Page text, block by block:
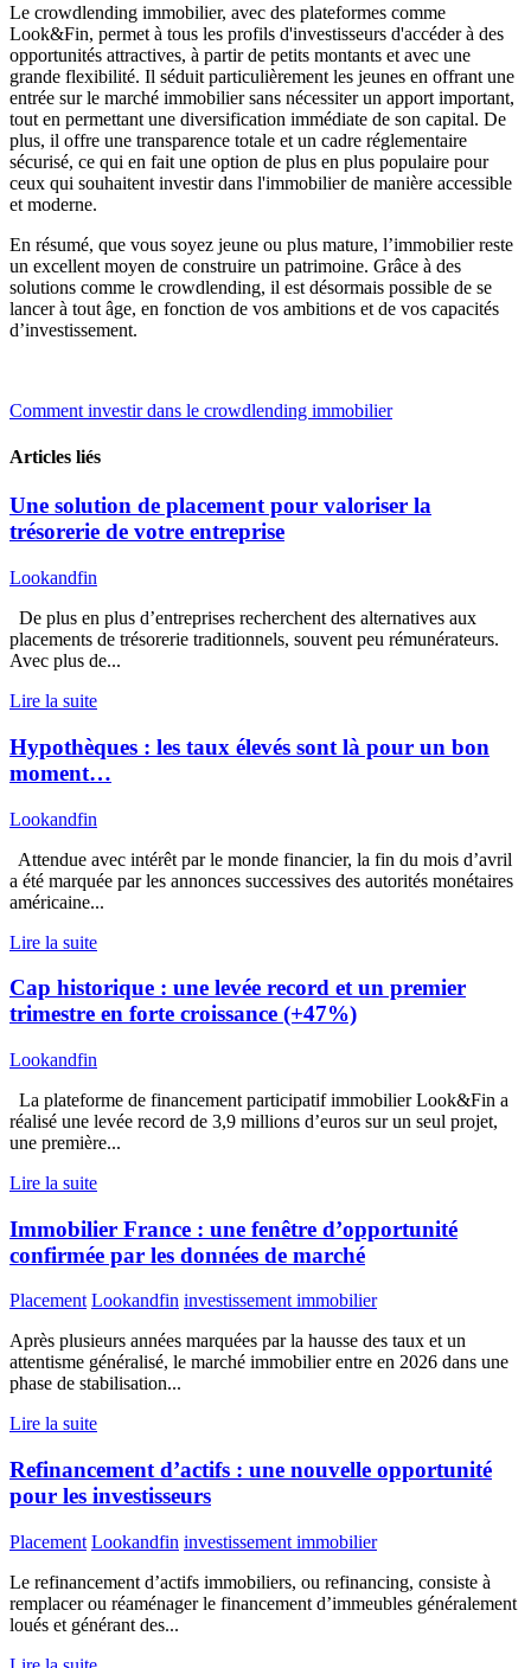
Le crowdlending immobilier, avec des plateformes comme
Look&Fin, permet à tous les profils d'investisseurs d'accéder à des
opportunités attractives, à partir de petits montants et avec une
grande flexibilité. Il séduit particulièrement les jeunes en offrant une
entrée sur le marché immobilier sans nécessiter un apport important,
tout en permettant une diversification immédiate de son capital. De
plus, il offre une transparence totale et un cadre réglementaire
sécurisé, ce qui en fait une option de plus en plus populaire pour
ceux qui souhaitent investir dans l'immobilier de manière accessible
et moderne.
En résumé, que vous soyez jeune ou plus mature, l’immobilier reste
un excellent moyen de construire un patrimoine. Grâce à des
solutions comme le crowdlending, il est désormais possible de se
lancer à tout âge, en fonction de vos ambitions et de vos capacités
d’investissement.
Comment investir dans le crowdlending immobilier
Articles liés
Une solution de placement pour valoriser la
trésorerie de votre entreprise
Lookandfin
De plus en plus d’entreprises recherchent des alternatives aux
placements de trésorerie traditionnels, souvent peu rémunérateurs.
Avec plus de...
Lire la suite
Hypothèques : les taux élevés sont là pour un bon
moment…
Lookandfin
Attendue avec intérêt par le monde financier, la fin du mois d’avril
a été marquée par les annonces successives des autorités monétaires
américaine...
Lire la suite
Cap historique : une levée record et un premier
trimestre en forte croissance (+47%)
Lookandfin
La plateforme de financement participatif immobilier Look&Fin a
réalisé une levée record de 3,9 millions d’euros sur un seul projet,
une première...
Lire la suite
Immobilier France : une fenêtre d’opportunité
confirmée par les données de marché
Placement Lookandfin investissement immobilier
Après plusieurs années marquées par la hausse des taux et un
attentisme généralisé, le marché immobilier entre en 2026 dans une
phase de stabilisation...
Lire la suite
Refinancement d’actifs : une nouvelle opportunité
pour les investisseurs
Placement Lookandfin investissement immobilier
Le refinancement d’actifs immobiliers, ou refinancing, consiste à
remplacer ou réaménager le financement d’immeubles généralement
loués et générant des...